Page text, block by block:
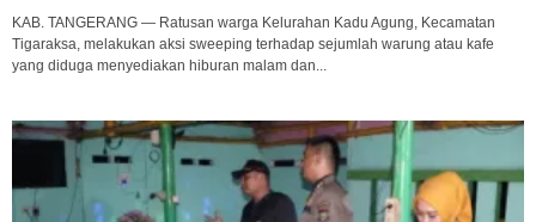
KAB. TANGERANG — Ratusan warga Kelurahan Kadu Agung, Kecamatan
Tigaraksa, melakukan aksi sweeping terhadap sejumlah warung atau kafe
yang diduga menyediakan hiburan malam dan...